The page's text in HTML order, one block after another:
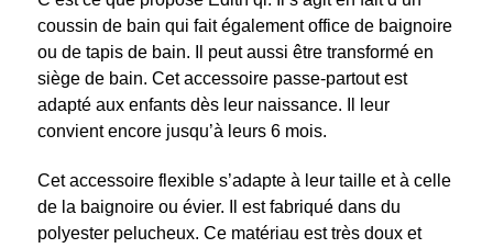
coussin de bain qui fait également office de baignoire
ou de tapis de bain. Il peut aussi être transformé en
siège de bain. Cet accessoire passe-partout est
adapté aux enfants dès leur naissance. Il leur
convient encore jusqu’à leurs 6 mois.
Cet accessoire flexible s’adapte à leur taille et à celle
de la baignoire ou évier. Il est fabriqué dans du
polyester pelucheux. Ce matériau est très doux et